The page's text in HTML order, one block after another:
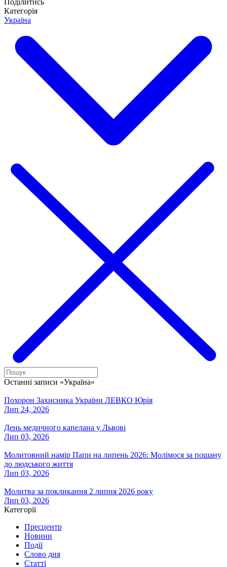
Поділитись
Категорія
Україна
Останні записи «Україна»
Похорон Захисника України ЛЕВКО Юрія
Лип 24, 2026
День медичного капелана у Львові
Лип 03, 2026
Молитовний намір Папи на липень 2026: Молімося за пошану
до людського життя
Лип 03, 2026
Молитва за покликання 2 липня 2026 року
Лип 03, 2026
Категорії
Пресцентр
Новини
Події
Слово дня
Статті